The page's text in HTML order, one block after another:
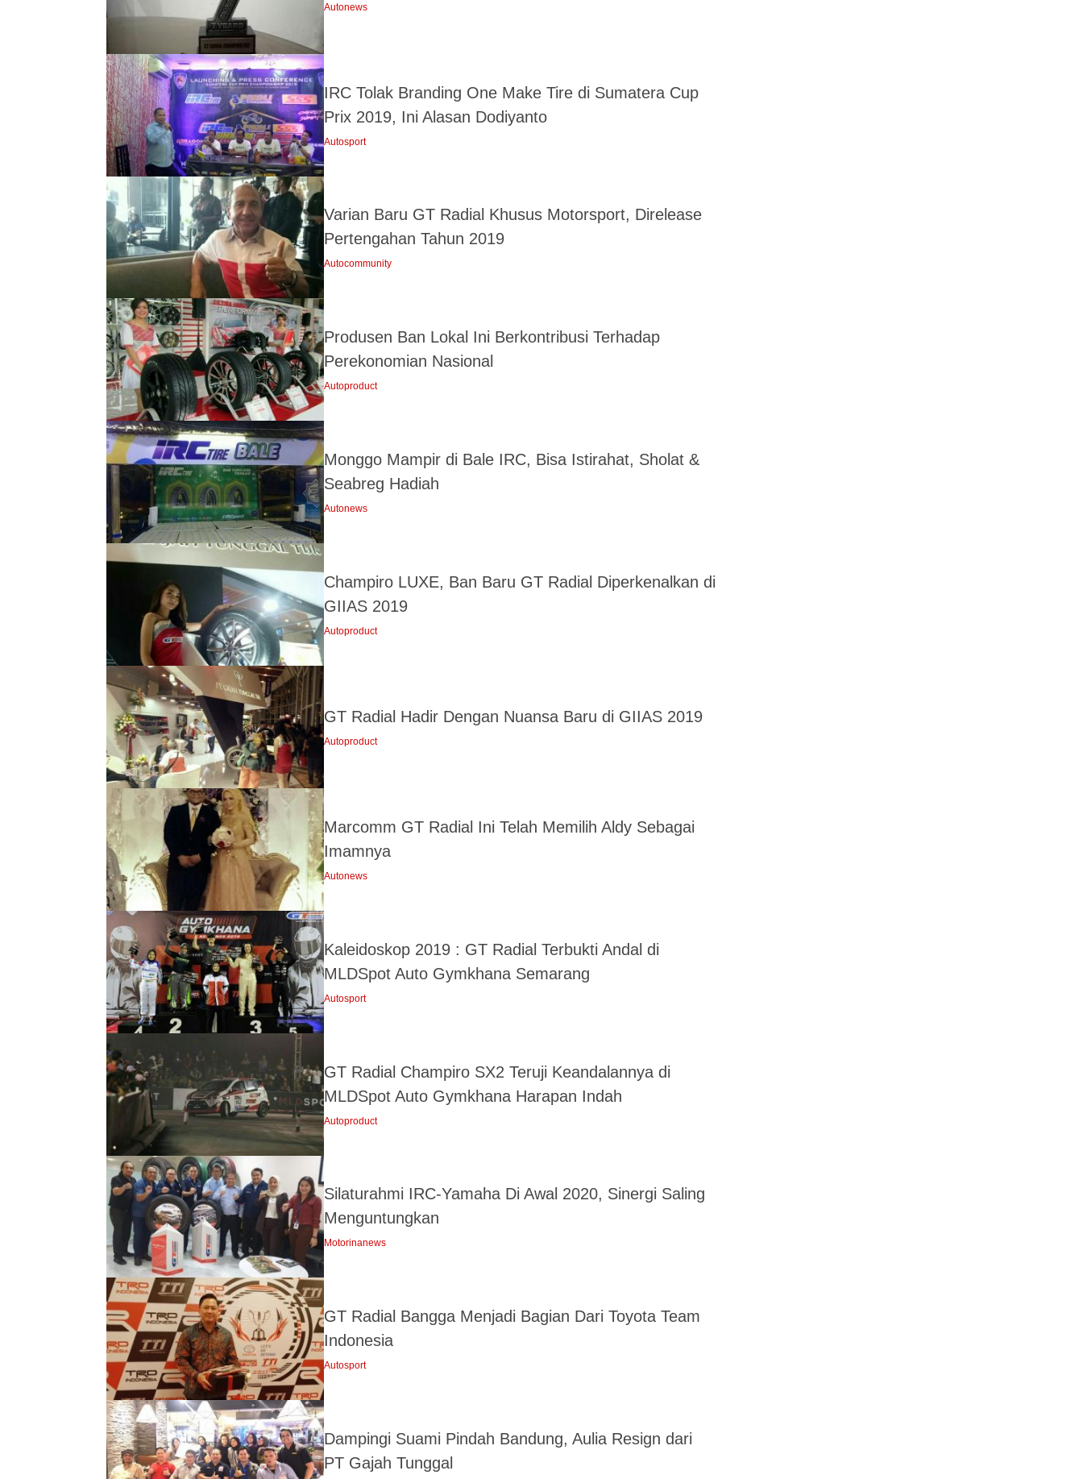
Autonews
IRC Tolak Branding One Make Tire di Sumatera Cup
Prix 2019, Ini Alasan Dodiyanto
Autosport
Varian Baru GT Radial Khusus Motorsport, Direlease
Pertengahan Tahun 2019
Autocommunity
Produsen Ban Lokal Ini Berkontribusi Terhadap
Perekonomian Nasional
Autoproduct
Monggo Mampir di Bale IRC, Bisa Istirahat, Sholat &
Seabreg Hadiah
Autonews
Champiro LUXE, Ban Baru GT Radial Diperkenalkan di
GIIAS 2019
Autoproduct
GT Radial Hadir Dengan Nuansa Baru di GIIAS 2019
Autoproduct
Marcomm GT Radial Ini Telah Memilih Aldy Sebagai
Imamnya
Autonews
Kaleidoskop 2019 : GT Radial Terbukti Andal di
MLDSpot Auto Gymkhana Semarang
Autosport
GT Radial Champiro SX2 Teruji Keandalannya di
MLDSpot Auto Gymkhana Harapan Indah
Autoproduct
Silaturahmi IRC-Yamaha Di Awal 2020, Sinergi Saling
Menguntungkan
Motorinanews
GT Radial Bangga Menjadi Bagian Dari Toyota Team
Indonesia
Autosport
Dampingi Suami Pindah Bandung, Aulia Resign dari
PT Gajah Tunggal